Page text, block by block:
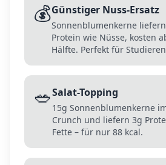
💰Günstiger Nuss-Ersatz
Sonnenblumenkerne
Protein wie Nüsse, kosten
Hälfte. Perfekt für
🥗Salat-Topping
15g Sonnenblumenkerne
Crunch und liefern 3g
Fette – für nur 88 kcal.